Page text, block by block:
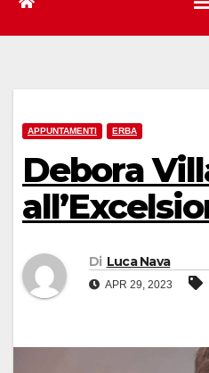
APPUNTAMENTI ERBA
Debora
Di Luca Nava
APR 29, 2023